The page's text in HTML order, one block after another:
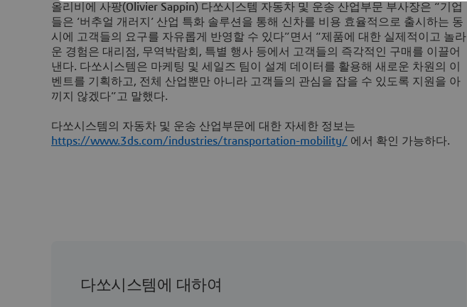
올리비에 사팡(Olivier Sappin) 다쏘시스템 자동차 및 운송 산업부문 부사장은 “기업
들은 ‘버추얼 개러지’ 산업 특화 솔루션을 통해 신차를 비용 효율적으로 출시하는 동
시에 고객들의 요구를 자유롭게 반영할 수 있다”면서 “제품에 대한 실제적이고 놀라
운 경험은 대리점 , 무역박람회 , 특별 행사 등에서 고객들의 즉각적인 구매를 이끌어
낸다. 다쏘시스템은 마케팅 및 세일즈 팀이 설계 데이터를 활용해 새로운 차원의 이
벤트를 기획하고, 전체 산업뿐만 아니라 고객들의 관심을 잡을 수 있도록 지원을 아
끼지 않겠다”고 말했다.
다쏘시스템의 자동차 및 운송 산업부문에 대한 자세한 정보는
https://www.3ds.com/industries/transportation-mobility/ 에서 확인 가능하다.
다쏘시스템에 대하여